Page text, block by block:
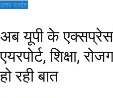
उत्तर प्रदेश
अब यूपी के
एयरपोर्ट, शिक्षा,
हो रही बात